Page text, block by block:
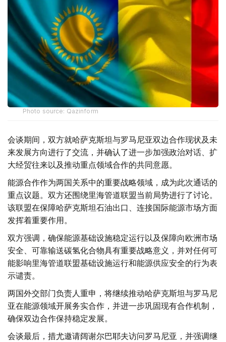
Photo source: Qazinform
会谈期间，双方就哈萨克斯坦与罗马尼亚双边合作现状及未
来发展方向进行了交流，并确认了进一步加强政治对话、扩
大经贸往来以及推动重点领域合作的共同意愿。
能源合作作为两国关系中的重要战略领域，成为此次通话的
重点议题。双方还围绕里海管道联盟当前局势进行了讨论。
该联盟在保障哈萨克斯坦石油出口、连接国际能源市场方面
发挥着重要作用。
双方强调，确保能源基础设施稳定运行以及保障向欧洲市场
安全、可靠输送碳氢化合物具有重要战略意义，并对任何可
能影响里海管道联盟基础设施运行和能源供应安全的行为表
示谴责。
两国外交部门负责人重申，将继续推动哈萨克斯坦与罗马尼
亚在能源领域开展务实合作，并进一步巩固现有合作机制，
确保双边合作保持稳定发展。
会谈最后，措尤邀请阔谢尔巴耶夫访问罗马尼亚，并强调继